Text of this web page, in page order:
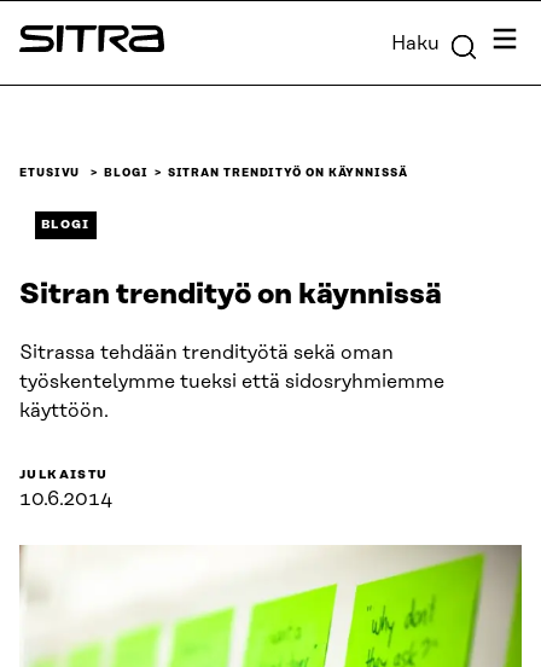
Siirry
suoraan
Sitra Haku
ETUSIVU BLOGI SITRAN TRENDITYÖ ON KÄYNNISSÄ
BLOGI
Sitran trendityö on käynnissä
Sitrassa tehdään trendityötä sekä oman
työskentelymme tueksi että sidosryhmiemme
käyttöön.
JULKAISTU
10.6.2014